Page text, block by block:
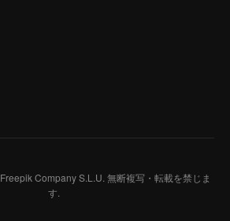
Freepik Company S.L.U. 無断複写・転載を禁じま
す.